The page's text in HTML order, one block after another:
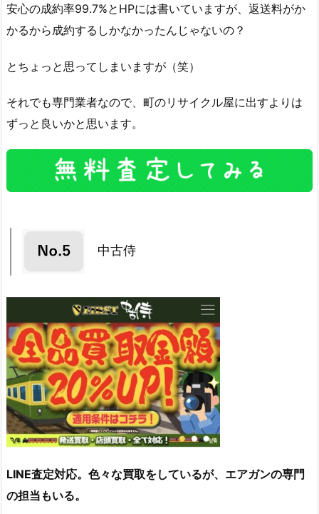
安心の成約率99.7%とHPには書いていますが、返送料がか
かるから成約するしかなかったんじゃないの？
とちょっと思ってしまいますが（笑）
それでも専門業者なので、町のリサイクル屋に出すよりは
ずっと良いかと思います。
中古侍
LINE査定対応。色々な買取をしているが、エアガンの専門
の担当もいる。